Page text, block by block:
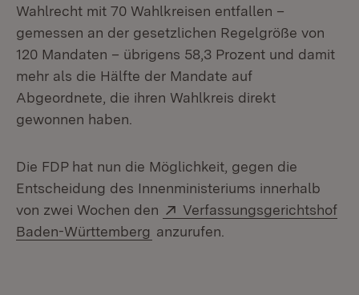
Wahlrecht mit 70 Wahlkreisen entfallen –
gemessen an der gesetzlichen Regelgröße von
120 Mandaten – übrigens 58,3 Prozent und damit
mehr als die Hälfte der Mandate auf
Abgeordnete, die ihren Wahlkreis direkt
gewonnen haben.
Die FDP hat nun die Möglichkeit, gegen die
Entscheidung des Innenministeriums innerhalb
von zwei Wochen den
Extern:
Verfassungsgerichtshof
Baden-Württemberg (Öffnet in neuem Fenster)
anzurufen.